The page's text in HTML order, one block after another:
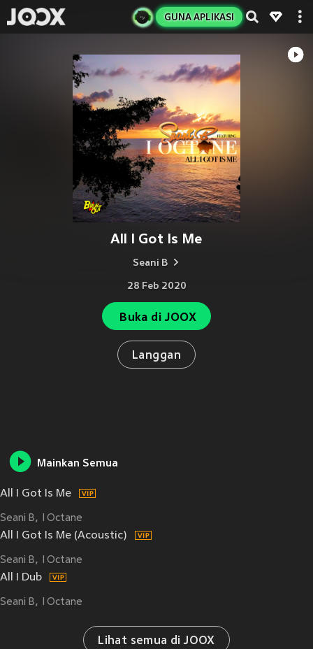
GUNA APLIKASI
All I Got Is Me
Seani B
28 Feb 2020
Buka di JOOX
Langgan
Mainkan Semua
All I Got Is Me
Seani B I Octane
All I Got Is Me (Acoustic)
Seani B I Octane
All I Dub
Seani B I Octane
Lihat semua di JOOX